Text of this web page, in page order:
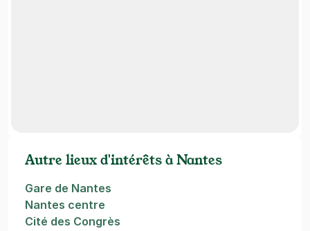
Autre lieux d'intérêts à Nantes
Gare de Nantes
Nantes centre
Cité des Congrès